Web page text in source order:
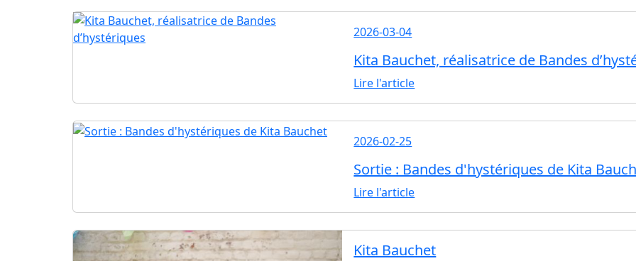
2026-03-04
Kita Bauchet, réalisatrice de Bandes
Lire l'article
2026-02-25
Sortie : Bandes d'hystériques de Kita
Lire l'article
Kita Bauchet